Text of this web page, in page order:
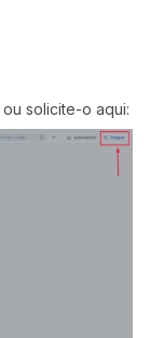
solicite-o aqui: